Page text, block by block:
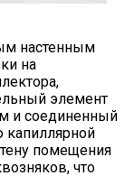
настенным
на
элемент
и соединенный
капиллярной
помещения
что